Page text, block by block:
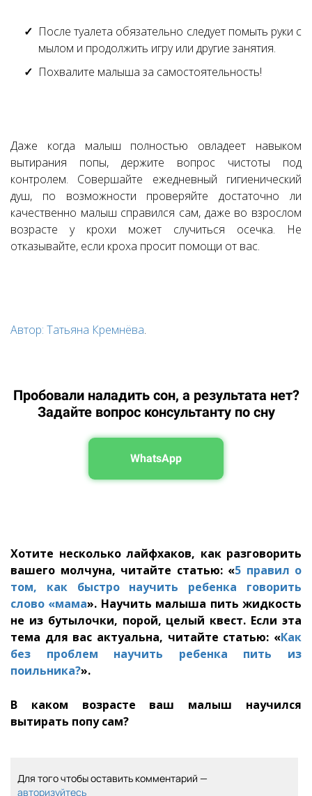
После туалета обязательно следует помыть руки с
мылом и продолжить игру или другие занятия.
Похвалите малыша за самостоятельность!
Даже когда малыш полностью овладеет навыком
вытирания попы, держите вопрос чистоты под
контролем. Совершайте ежедневный гигиенический
душ, по возможности проверяйте достаточно ли
качественно малыш справился сам, даже во взрослом
возрасте у крохи может случиться осечка. Не
отказывайте, если кроха просит помощи от вас.
Автор: Татьяна Кремнёва.
Пробовали наладить сон, а результата нет?
Задайте вопрос консультанту по сну
WhatsApp
Хотите несколько лайфхаков, как разговорить
вашего молчуна, читайте статью: «5 правил о
том, как быстро научить ребенка говорить
слово «мама». Научить малыша пить жидкость
не из бутылочки, порой, целый квест. Если эта
тема для вас актуальна, читайте статью: «Как
без проблем научить ребенка пить из
поильника?».
В каком возрасте ваш малыш научился
вытирать попу сам?
Для того чтобы оставить комментарий —
авторизуйтесь